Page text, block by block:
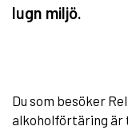
lugn miljö.
Du som besöker
alkoholförtäring är